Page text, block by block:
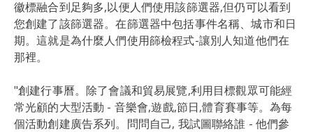
徽標融合到足夠多,以便人們使用該篩選器,但仍可以看到
您創建了該篩選器。在篩選器中包括事件名稱、城市和日
期。這就是為什麼人們使用篩檢程式-讓別人知道他們在
那裡。
"創建行事曆。除了會議和貿易展覽,利用目標觀眾可能經
常光顧的大型活動 - 音樂會,遊戲,節日,體育賽事等。為每
個活動創建廣告系列。問問自己, 我試圖聯絡誰 - 他們參